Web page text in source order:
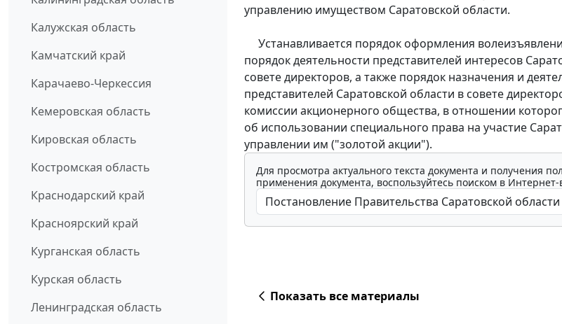
Калужская область
Камчатский край
Карачаево-Черкессия
Кемеровская область
Кировская область
Костромская область
Краснодарский край
Красноярский край
Курганская область
Курская область
Ленинградская область
управлению имуществом Саратовской области.
Устанавливается порядок оформления
порядок деятельности представителей интересов
совете директоров, а также порядок назначения и
представителей Саратовской области в совете
комиссии акционерного общества, в отношении
об использовании специального права на участие
управлении им ("золотой акции").
Для просмотра актуального текста документа и получения
применения документа, воспользуйтесь поиском в
Показать все материалы